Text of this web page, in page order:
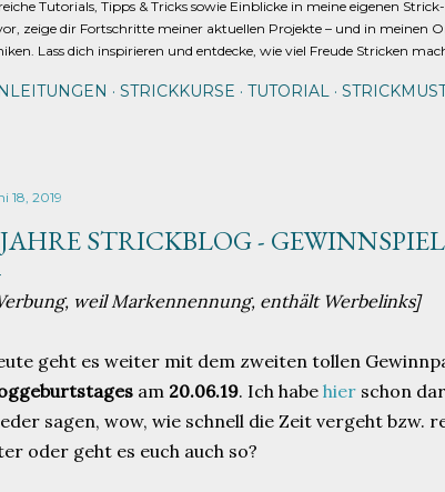
Tutorials, Tipps & Tricks sowie Einblicke in meine eigenen
zeige dir Fortschritte meiner aktuellen Projekte – und in meinen
Lass dich inspirieren und entdecke, wie viel Freude Stricken
STRICKKURSE TUTORIAL
18, 2019
STRICKBLOG -
weil Markennennung, enthält Werbelinks]
geht es weiter mit dem zweiten tollen
am 20.06.19. Ich habe hier schon
sagen, wow, wie schnell die Zeit vergeht bzw.
oder geht es euch auch so?